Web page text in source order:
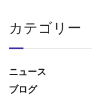
カテゴリー
ニュース
ブログ